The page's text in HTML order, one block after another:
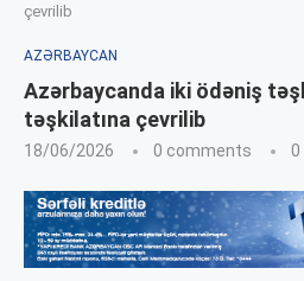
çevrilib
AZƏRBAYCAN
Azərbaycanda iki ödəniş
təşkilatına çevrilib
18/06/2026 0 comments 0